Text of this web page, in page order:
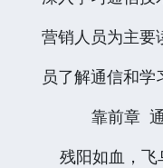
营销人员为主要
员了解通信和学
靠前章
残阳如血，飞